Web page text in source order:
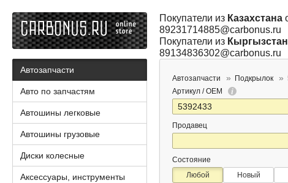
Покупатели из Казахстана
89231714885@carbonus.ru
Покупатели из
89134836302@carbonus.ru
Автозапчасти Подкрылок
Артикул / OEM
Продавец
Состояние
Любой
Новый
Автозапчасти
Авто по запчастям
Автошины легковые
Автошины грузовые
Диски колесные
Аксессуары, инструменты